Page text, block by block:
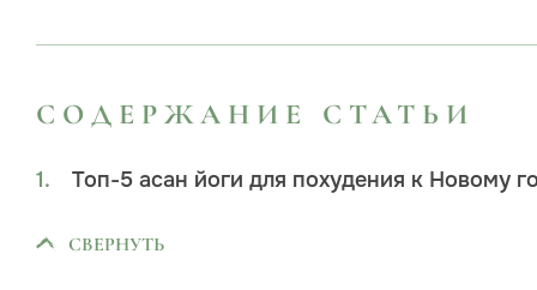
СОДЕРЖАНИЕ СТАТЬИ
Топ-5 асан йоги для похудения к Новому
СВЕРНУТЬ